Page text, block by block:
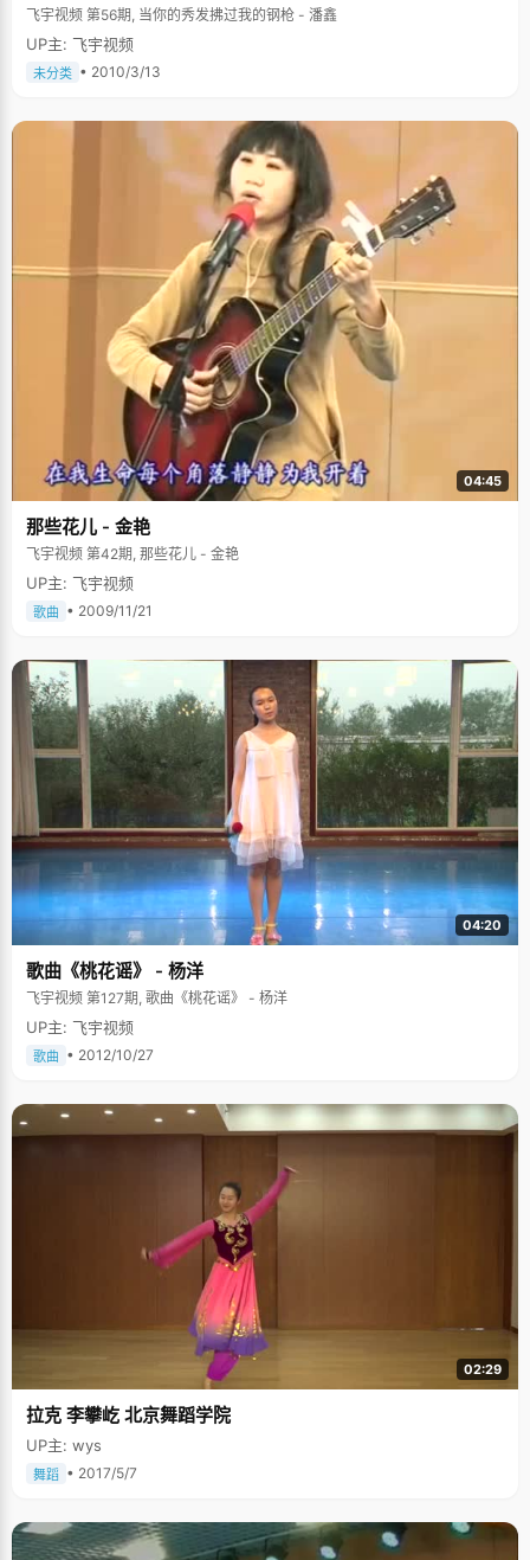
飞宇视频 第56期, 当你的秀发拂过我的钢枪 - 潘鑫
UP主: 飞宇视频
未分类 • 2010/3/13
04:45
那些花儿 - 金艳
飞宇视频 第42期, 那些花儿 - 金艳
UP主: 飞宇视频
歌曲 • 2009/11/21
04:20
歌曲《桃花谣》 - 杨洋
飞宇视频 第127期, 歌曲《桃花谣》 - 杨洋
UP主: 飞宇视频
歌曲 • 2012/10/27
02:29
拉克 李攀屹 北京舞蹈学院
UP主: wys
舞蹈 • 2017/5/7